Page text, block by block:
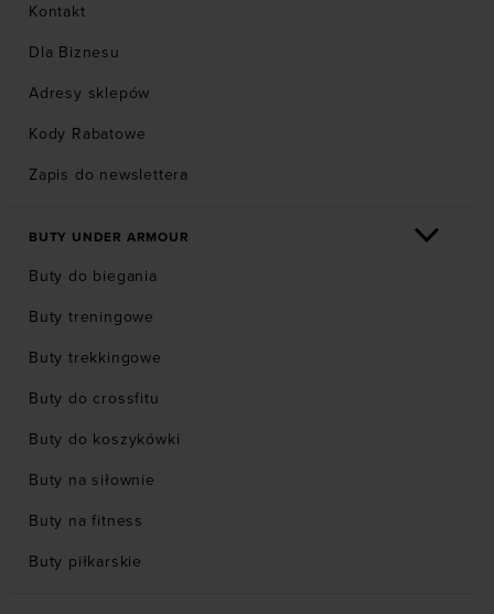
Kontakt
Dla Biznesu
Adresy sklepów
Kody Rabatowe
Zapis do newslettera
BUTY UNDER ARMOUR
Buty do biegania
Buty treningowe
Buty trekkingowe
Buty do crossfitu
Buty do koszykówki
Buty na siłownie
Buty na fitness
Buty piłkarskie